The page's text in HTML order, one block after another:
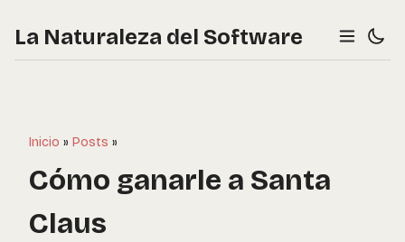
La Naturaleza del Software
Inicio » Posts »
Cómo ganarle a Santa
Claus